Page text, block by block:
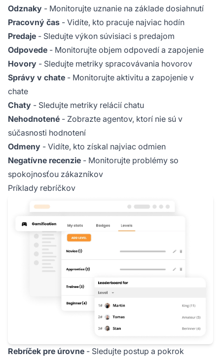
Odznaky - Monitorujte uznanie na základe dosiahnutí
Pracovný čas - Vidíte, kto pracuje najviac hodín
Predaje - Sledujte výkon súvisiaci s predajom
Odpovede - Monitorujte objem odpovedí a zapojenie
Hovory - Sledujte metriky spracovávania hovorov
Správy v chate - Monitorujte aktivitu a zapojenie v
chate
Chaty - Sledujte metriky relácií chatu
Nehodnotené - Zobrazte agentov, ktorí nie sú v
súčasnosti hodnotení
Odmeny - Vidíte, kto získal najviac odmien
Negatívne recenzie - Monitorujte problémy so
spokojnosťou zákazníkov
Príklady rebríčkov
Rebríček pre úrovne - Sledujte postup a pokrok